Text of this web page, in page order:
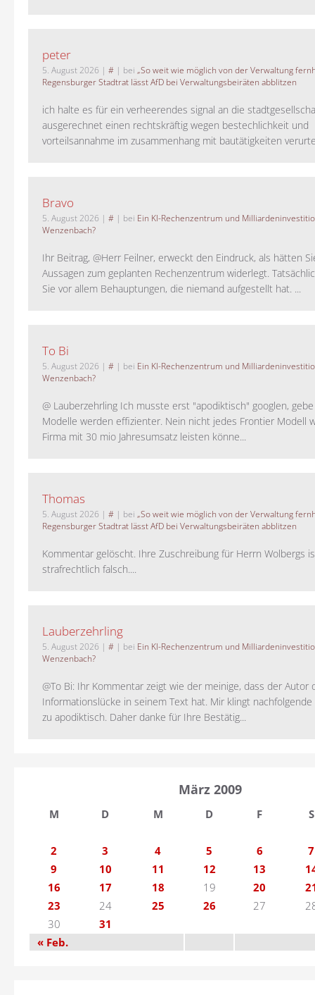
peter
5. August 2026 | # | bei „So weit wie möglich von der Verwaltung
Regensburger Stadtrat lässt AfD bei Verwaltungsbeiräten abblitzen
ich halte es für ein verheerendes signal an die
ausgerechnet einen rechtskräftig wegen bestechlichkeit und
vorteilsannahme im zusammenhang mit bautätigkeiten
Bravo
5. August 2026 | # | bei Ein KI-Rechenzentrum und
Wenzenbach?
Ihr Beitrag, @Herr Feilner, erweckt den Eindruck, als hätten
Aussagen zum geplanten Rechenzentrum widerlegt.
Sie vor allem Behauptungen, die niemand aufgestellt hat. ...
To Bi
5. August 2026 | # | bei Ein KI-Rechenzentrum und
Wenzenbach?
@ Lauberzehrling Ich musste erst "apodiktisch" googlen, gebe
Modelle werden effizienter. Nein nicht jedes Frontier Modell
Firma mit 30 mio Jahresumsatz leisten könne...
Thomas
5. August 2026 | # | bei „So weit wie möglich von der Verwaltung
Regensburger Stadtrat lässt AfD bei Verwaltungsbeiräten abblitzen
Kommentar gelöscht. Ihre Zuschreibung für Herrn Wolbergs
strafrechtlich falsch....
Lauberzehrling
5. August 2026 | # | bei Ein KI-Rechenzentrum und
Wenzenbach?
@To Bi: Ihr Kommentar zeigt wie der meinige, dass der Autor
Informationslücke in seinem Text hat. Mir klingt
zu apodiktisch. Daher danke für Ihre Bestätig...
März 2009
M D M D F S
2 3 4 5 6
7
9
10 11 12 13
16
17 18 19 20
23
24 25 26 27
30
31
« Feb.